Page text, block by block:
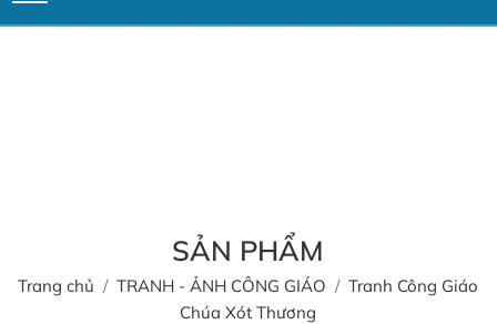
SẢN PHẨM
Trang chủ TRANH - ẢNH CÔNG GIÁO
Tranh Công Giáo
Chúa Xót Thương